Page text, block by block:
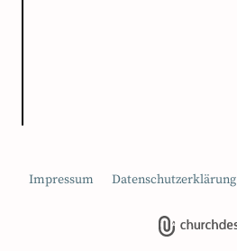
Impressum Datenschutzerklärung